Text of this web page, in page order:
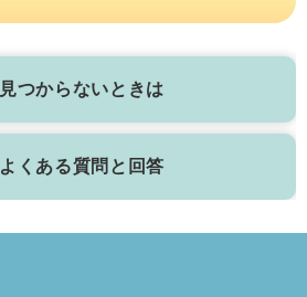
見つからないときは
よくある質問と回答